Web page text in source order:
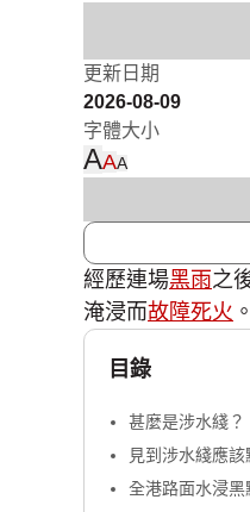
更新日期
2026-08-09
字體大小
AAA
經歷連場黑雨之
淹浸而故障死火
目錄
甚麼是涉水綫？
見到涉水綫應該
全港路面水浸黑